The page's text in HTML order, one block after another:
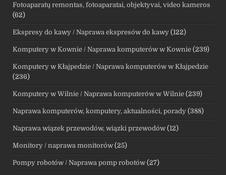
Fotoaparatų remontas, fotoaparatai, objektyvai, video kameros
(62)
Ekspresy do kawy / Naprawa ekspresów do kawy (122)
Komputery w Kownie / Naprawa komputerów w Kownie (239)
Komputery w Kłajpedzie / Naprawa komputerów w Kłajpedzie
(236)
Komputery w Wilnie / Naprawa komputerów w Wilnie (239)
Naprawa komputerów, komputery, aktualności, porady (388)
Naprawa wiązek przewodów, wiązki przewodów (12)
Monitory / naprawa monitorów (25)
Pompy robotów / Naprawa pomp robotów (27)